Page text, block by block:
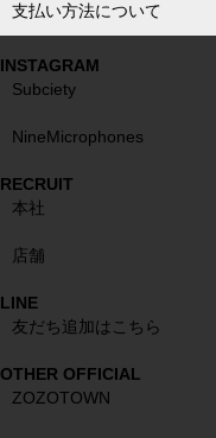
支払い方法について
INSTAGRAM
Subciety
NineMicrophones
RECRUIT
本社
店舗
LINE
友だち追加はこちら
OTHER OFFICIAL
ZOZOTOWN